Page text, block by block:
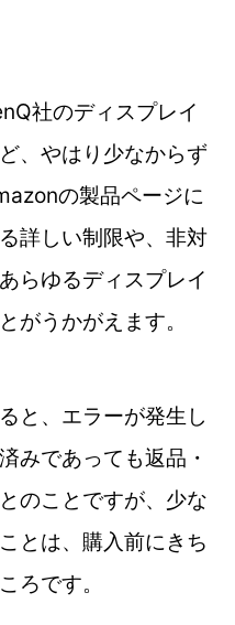
社のディスプレイ
、やはり少なからず
の製品ページに
詳しい制限や、非対
らゆるディスプレイ
がうかがえます。
と、エラーが発生し
みであっても返品・
のことですが、少な
とは、購入前にきち
ろです。